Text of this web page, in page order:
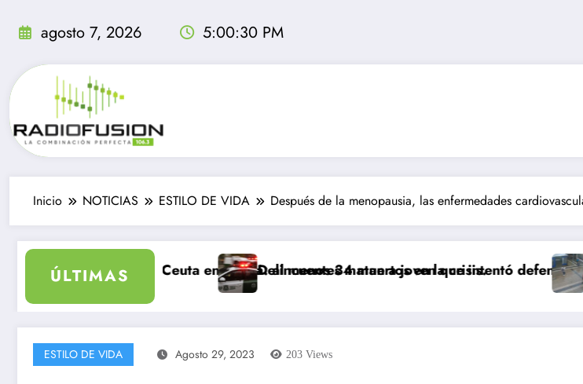
agosto 7, 2026 5:00:32 PM
Inicio NOTICIAS ESTILO DE VIDA Después de la menopausia, las enfermedades
ÚLTIMAS
a Ceuta en un día: al menos 34 muertos en la crisis.
Delincuentes matan a joven que intentó defender a su familia
Delincuente es
ESTILO DE VIDA Agosto 29, 2023 203 Views